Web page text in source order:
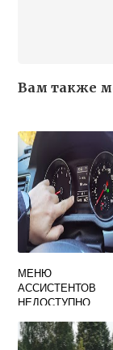
Вам также
МЕНЮ
АССИСТЕНТОВ
НЕДОСТУПНО